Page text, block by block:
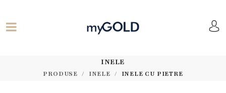
INELE
PRODUSE INELE INELE CU PIETRE